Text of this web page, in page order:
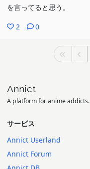
を言ってると思う。
2 0
Annict
A platform for anime addicts.
サービス
Annict Userland
Annict Forum